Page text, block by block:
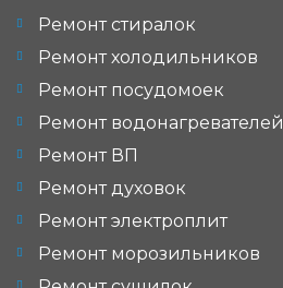
Ремонт стиралок
Ремонт холодильников
Ремонт посудомоек
Ремонт водонагревателей
Ремонт ВП
Ремонт духовок
Ремонт электроплит
Ремонт морозильников